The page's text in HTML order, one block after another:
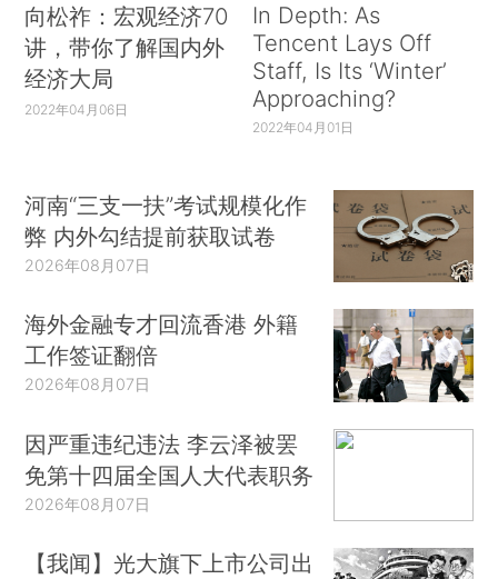
向松祚：宏观经济70
讲，带你了解国内外
经济大局
2022年04月06日
In Depth: As
Tencent Lays Off
Staff, Is Its ‘Winter’
Approaching?
2022年04月01日
河南“三支一扶”考试规模化作
弊 内外勾结提前获取试卷
2026年08月07日
海外金融专才回流香港 外籍
工作签证翻倍
2026年08月07日
因严重违纪违法 李云泽被罢
免第十四届全国人大代表职务
2026年08月07日
【我闻】光大旗下上市公司出